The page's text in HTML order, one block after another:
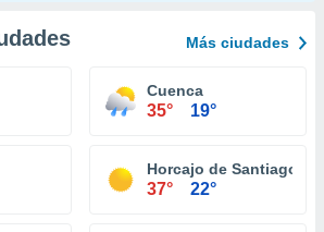
Más ciudades
Cuenca
35° 19°
Horcajo de Santiago
37° 22°